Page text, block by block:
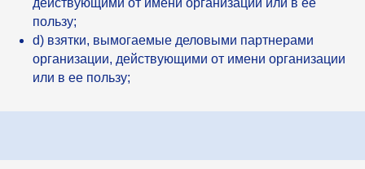
действующими от имени организации или в ее
пользу;
d) взятки, вымогаемые деловыми партнерами
организации, действующими от имени организации
или в ее пользу;